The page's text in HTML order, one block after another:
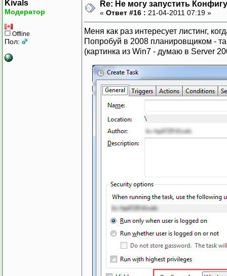
ReceiveFrom=*
ReadFrom=*
;Коды
WriteTo=*
;Коды
SendTo=*
Kivals
Модератор
Offline
Пол:
Re: Не могу запустить
« Ответ #16 : 21-04-2011 07:19 »
Меня как раз интересует листинг,
Попробуй в 2008 планировщиком -
(картинка из Win7 - думаю в Server